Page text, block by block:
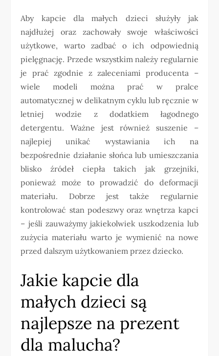
Aby kapcie dla małych dzieci służyły jak
najdłużej oraz zachowały swoje właściwości
użytkowe, warto zadbać o ich odpowiednią
pielęgnację. Przede wszystkim należy regularnie
je prać zgodnie z zaleceniami producenta –
wiele modeli można prać w pralce
automatycznej w delikatnym cyklu lub ręcznie w
letniej wodzie z dodatkiem łagodnego
detergentu. Ważne jest również suszenie –
najlepiej unikać wystawiania ich na
bezpośrednie działanie słońca lub umieszczania
blisko źródeł ciepła takich jak grzejniki,
ponieważ może to prowadzić do deformacji
materiału. Dobrze jest także regularnie
kontrolować stan podeszwy oraz wnętrza kapci
– jeśli zauważymy jakiekolwiek uszkodzenia lub
zużycia materiału warto je wymienić na nowe
przed dalszym użytkowaniem przez dziecko.
Jakie kapcie dla
małych dzieci są
najlepsze na prezent
dla malucha?